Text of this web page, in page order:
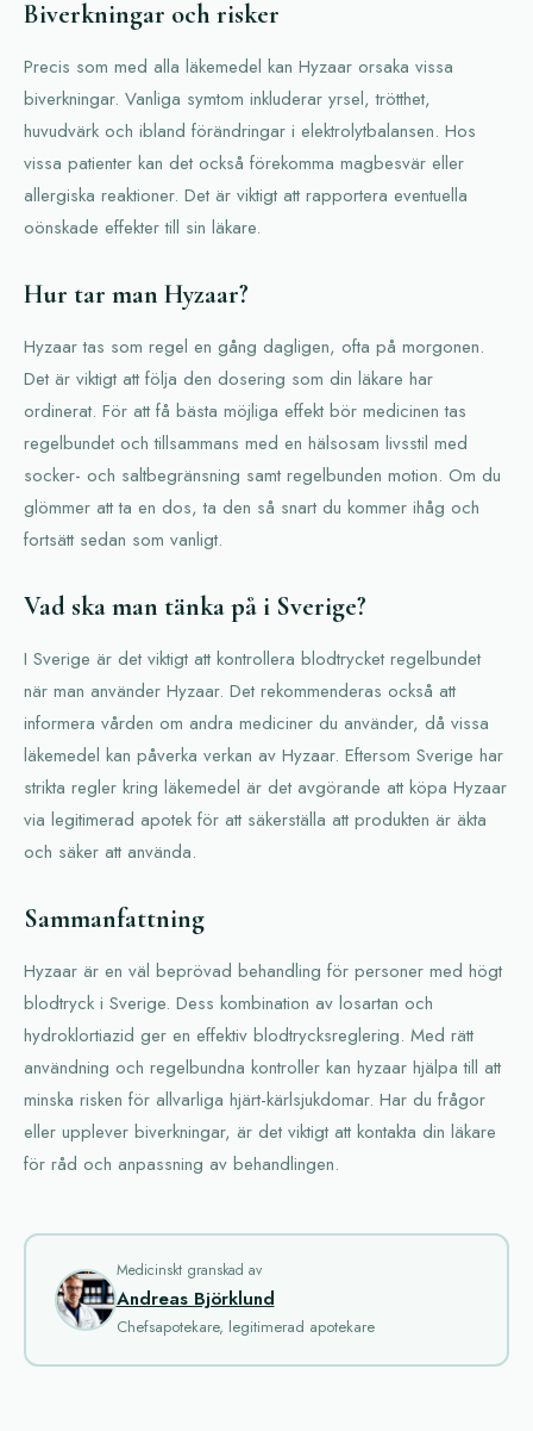
Biverkningar och risker
Precis som med alla läkemedel kan Hyzaar orsaka vissa
biverkningar. Vanliga symtom inkluderar yrsel, trötthet,
huvudvärk och ibland förändringar i elektrolytbalansen. Hos
vissa patienter kan det också förekomma magbesvär eller
allergiska reaktioner. Det är viktigt att rapportera eventuella
oönskade effekter till sin läkare.
Hur tar man Hyzaar?
Hyzaar tas som regel en gång dagligen, ofta på morgonen.
Det är viktigt att följa den dosering som din läkare har
ordinerat. För att få bästa möjliga effekt bör medicinen tas
regelbundet och tillsammans med en hälsosam livsstil med
socker- och saltbegränsning samt regelbunden motion. Om du
glömmer att ta en dos, ta den så snart du kommer ihåg och
fortsätt sedan som vanligt.
Vad ska man tänka på i Sverige?
I Sverige är det viktigt att kontrollera blodtrycket regelbundet
när man använder Hyzaar. Det rekommenderas också att
informera vården om andra mediciner du använder, då vissa
läkemedel kan påverka verkan av Hyzaar. Eftersom Sverige har
strikta regler kring läkemedel är det avgörande att köpa Hyzaar
via legitimerad apotek för att säkerställa att produkten är äkta
och säker att använda.
Sammanfattning
Hyzaar är en väl beprövad behandling för personer med högt
blodtryck i Sverige. Dess kombination av losartan och
hydroklortiazid ger en effektiv blodtrycksreglering. Med rätt
användning och regelbundna kontroller kan hyzaar hjälpa till att
minska risken för allvarliga hjärt-kärlsjukdomar. Har du frågor
eller upplever biverkningar, är det viktigt att kontakta din läkare
för råd och anpassning av behandlingen.
Medicinskt granskad av
Andreas Björklund
Chefsapotekare, legitimerad apotekare